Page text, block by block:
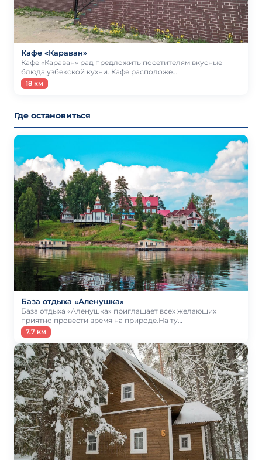
Кафе «Караван»
Кафе «Караван» рад предложить посетителям вкусные
блюда узбекской кухни. Кафе расположе…
18 км
Где остановиться
База отдыха «Аленушка»
База отдыха «Аленушка» приглашает всех желающих
приятно провести время на природе.На ту…
7.7 км